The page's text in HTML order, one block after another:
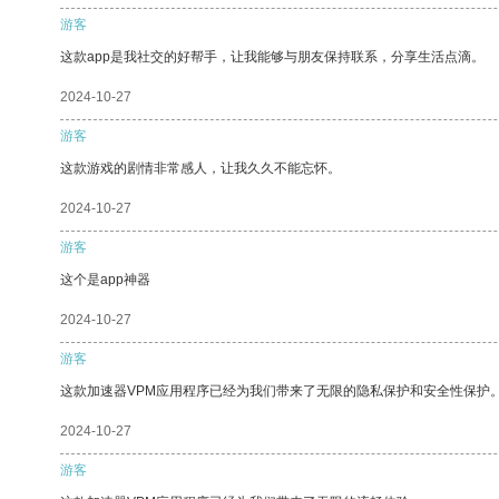
游客
这款app是我社交的好帮手，让我能够与朋友保持联系，分享生活点滴。
2024-10-27
游客
这款游戏的剧情非常感人，让我久久不能忘怀。
2024-10-27
游客
这个是app神器
2024-10-27
游客
这款加速器VPM应用程序已经为我们带来了无限的隐私保护和安全性保护
2024-10-27
游客